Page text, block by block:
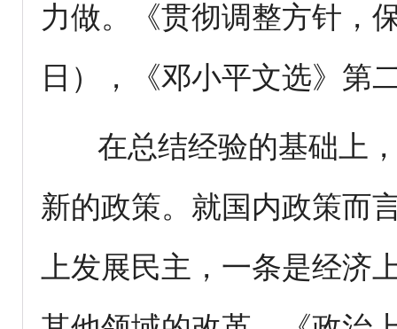
力做。《贯彻调整方针，
日），《邓小平文选》第
在总结经验的基础上
新的政策。就国内政策而
上发展民主，一条是经济